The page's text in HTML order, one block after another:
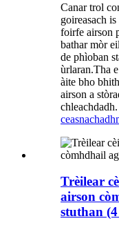
Canar trol
goireasach
foirfe airson
bathar mòr
de phìoban
ùrlaran.Tha
àite bho
airson a
chleachdadh.
ceasnachadh
Trèilear
airson
stuthan